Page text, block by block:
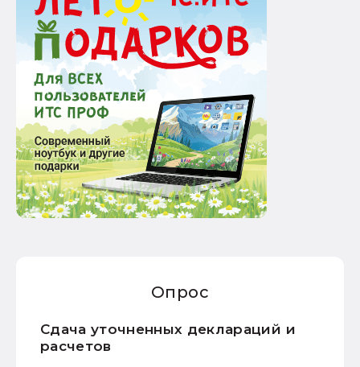
Опрос
Сдача уточненных деклараций и
расчетов